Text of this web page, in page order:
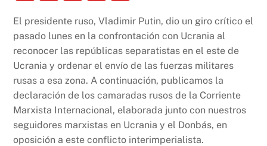
c
e
b
o
o
k
at
s
A
p
p
nt p
y
Li
n
k
El presidente ruso, Vladimir Putin, dio un giro crítico el
pasado lunes en la confrontación con Ucrania al
reconocer las repúblicas separatistas en el este de
Ucrania y ordenar el envío de las fuerzas militares
rusas a esa zona. A continuación, publicamos la
declaración de los camaradas rusos de la Corriente
Marxista Internacional, elaborada junto con nuestros
seguidores marxistas en Ucrania y el Donbás, en
oposición a este conflicto interimperialista.